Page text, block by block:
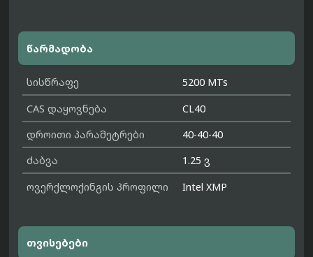
წარმადობა
სისწრაფე
5200 MTs
CAS დაყოვნება
CL40
დროითი პარამეტრები
40-40-40
ძაბვა
1.25 ვ
ოვერქლოქინგის პროფილი
Intel XMP
თვისებები